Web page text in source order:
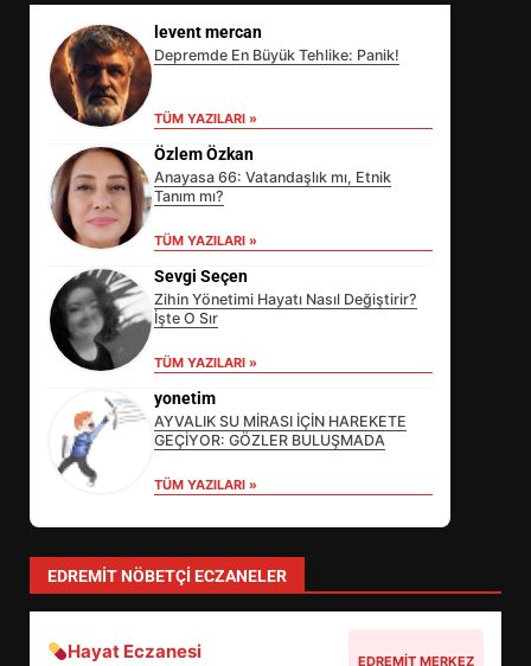
levent mercan
Depremde En Büyük Tehlike: Panik!
TÜM YAZILARI »
Özlem Özkan
Anayasa 66: Vatandaşlık mı, Etnik
Tanım mı?
TÜM YAZILARI »
Sevgi Seçen
Zihin Yönetimi Hayatı Nasıl Değiştirir?
İşte O Sır
TÜM YAZILARI »
yonetim
AYVALIK SU MİRASI İÇİN HAREKETE
GEÇİYOR: GÖZLER BULUŞMADA
TÜM YAZILARI »
EDREMIT NÖBETÇI ECZANELER
Hayat Eczanesi EDREMIT MERKEZ
SİBER VATAN’DA NEFES KESEN
YARI FİNAL! 24 GENÇ YARIŞTI
4
EMİRHAN BOZ MİLLİ TAKIMDA!